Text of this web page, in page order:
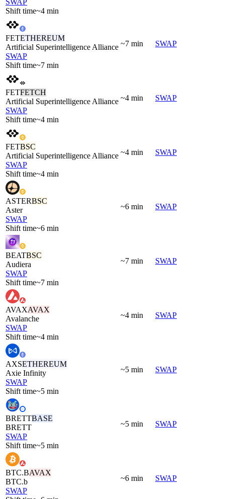
Shift time~4 min
FETETHEREUM
Artificial Superintelligence Alliance
SWAP
Shift time~7 min
~7 min SWAP
FETFETCH
Artificial Superintelligence Alliance
SWAP
Shift time~4 min
~4 min SWAP
FETBSC
Artificial Superintelligence Alliance
SWAP
Shift time~4 min
~4 min SWAP
ASTERBSC
Aster
SWAP
Shift time~6 min
~6 min SWAP
BEATBSC
Audiera
SWAP
Shift time~7 min
~7 min SWAP
AVAXAVAX
Avalanche
SWAP
Shift time~4 min
~4 min SWAP
AXSETHEREUM
Axie Infinity
SWAP
Shift time~5 min
~5 min SWAP
BRETTBASE
BRETT
SWAP
Shift time~5 min
~5 min SWAP
BTC.BAVAX
BTC.b
SWAP
~6 min SWAP